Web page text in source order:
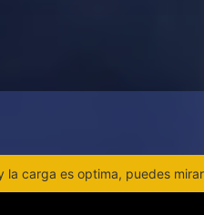
carga es optima, puedes